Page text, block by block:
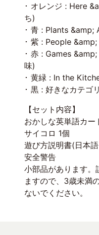
･ オレンジ : Here
ち)
･ 青 : Plants &amp;
･ 紫 : People
･ 赤 : Games
味)
･ 黄緑 : In the
･ 黒 : 好きなカテゴ
【セット内容】
おかしな英単語カー
サイコロ 1個
遊び方説明書(日本
安全警告
小部品があります。
ますので、3歳未満
ないでください。